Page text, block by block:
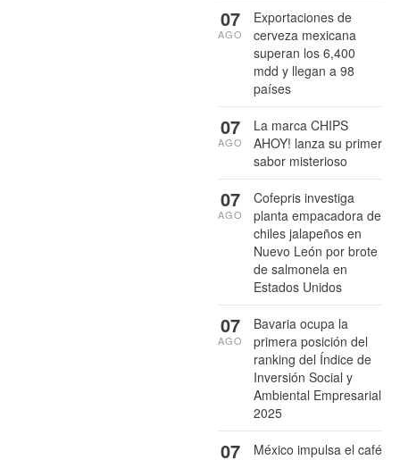
Exportaciones de
cerveza mexicana
superan los 6,400
mdd y llegan a 98
países
07
AGO
La marca CHIPS
AHOY! lanza su primer
sabor misterioso
07
AGO
Cofepris investiga
planta empacadora de
chiles jalapeños en
Nuevo León por brote
de salmonela en
Estados Unidos
07
AGO
Bavaria ocupa la
primera posición del
ranking del Índice de
Inversión Social y
Ambiental Empresarial
2025
07
AGO
México impulsa el café
07